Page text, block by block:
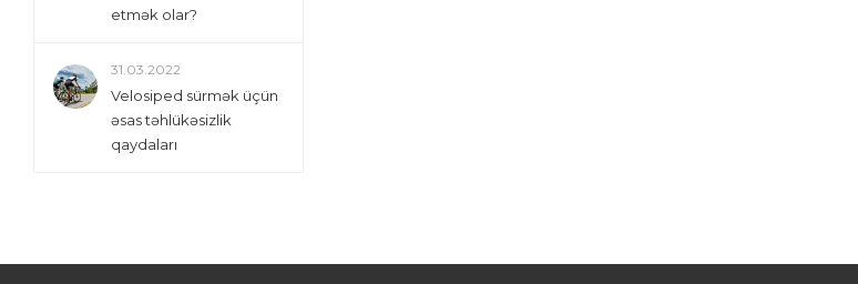
etmək olar?
31.03.2022
Velosiped sürmək üçün
əsas təhlükəsizlik
qaydaları